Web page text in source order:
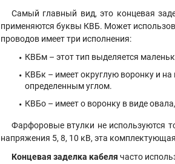
Самый главный вид, это концевая
применяются буквы КВБ. Может
проводов имеет три исполнения:
КВБм – этот тип выделяется
КВБк – имеет округлую воронку и
определенным углом.
КВБо – имеет о воронку в виде
Фарфоровые втулки не используются
напряжения 5, 8, 10 кВ, эта
Концевая заделка кабеля часто